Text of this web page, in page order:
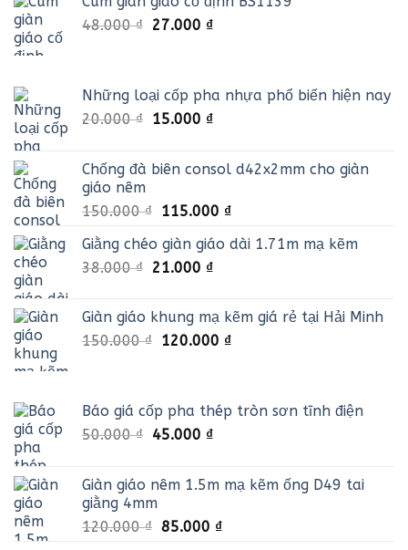
25.000 ₫.là:
15.000 ₫.
48.000₫ Giá
27.000 ₫Giá
27.000 ₫.
Những loại cốp pha nhựa phổ biến hiện nay
20.000₫ Giá
20.000 ₫.
15.000 ₫Giá
là:
Chống đà biên consol d42x2mm cho giàn
giáo nêm
150.000₫ Giá
là:
150.000 ₫.
115.000 ₫Giá
tại
Giằng chéo giàn giáo dài 1.71m mạ kẽm
38.000₫ Giá
38.000 ₫.
21.000 ₫Giá
là:
21.000 ₫.
Giàn giáo khung mạ kẽm giá rẻ tại Hải Minh
150.000₫ Giá
120.000 ₫Giá
120.000 ₫.
Báo giá cốp pha thép tròn sơn tĩnh điện
50.000₫ Giá
50.000 ₫.
45.000 ₫Giá
là:
Giàn giáo nêm 1.5m mạ kẽm ống D49 tai
giằng 4mm
120.000₫ Giá
85.000 ₫Giá